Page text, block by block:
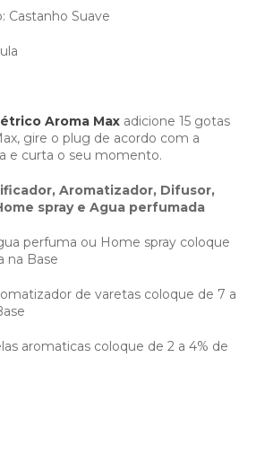
Castanho Suave
Aroma Max adicione 15 gotas
gire o plug de acordo com a
e curta o seu momento.
Aromatizador, Difusor,
spray e Agua perfumada
perfuma ou Home spray coloque
na Base
de varetas coloque de 7 a
aromaticas coloque de 2 a 4% de